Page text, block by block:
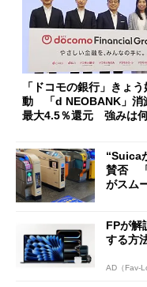
「ドコモの銀行」きょう
動 「d NEOBANK」消
最大4.5％還元 強みは
“Suica
賛否 「
がスム
FPが解
する方
AD（Fav-